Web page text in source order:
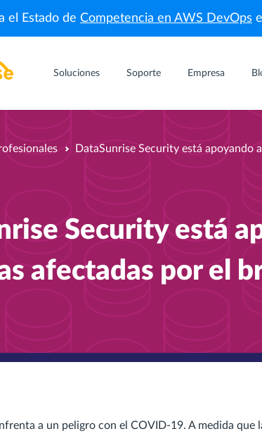
el Estado de Competencia en AWS DevOps
Soluciones Soporte Empresa
DataSunrise Security está apoyando
Security está
afectadas por el
a un peligro con el COVID-19. A medida